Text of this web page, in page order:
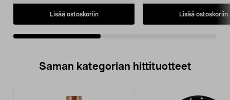
Lisää ostoskoriin Lisää ostoskoriin
Saman kategorian hittituotteet